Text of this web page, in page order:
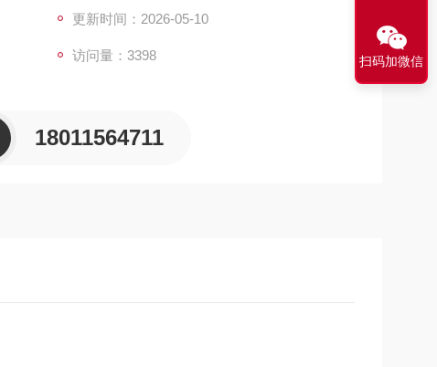
更新时间：2026-05-10
访问量：3398
18011564711
扫码加微信